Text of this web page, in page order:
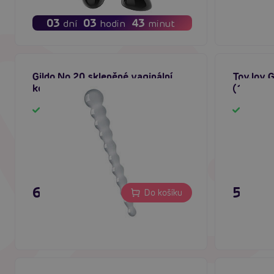
03 dní 03 hodin 43 minut
Gildo No.20 skleněné vaginální
korále
695 Kč Do košíku
ToyJoy
(12 cm)
595 Kč